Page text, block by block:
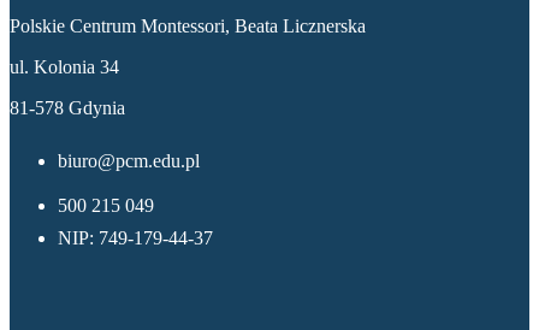
Polskie Centrum Montessori, Beata Licznerska
ul. Kolonia 34
81-578 Gdynia
biuro@pcm.edu.pl
500 215 049
NIP: 749-179-44-37